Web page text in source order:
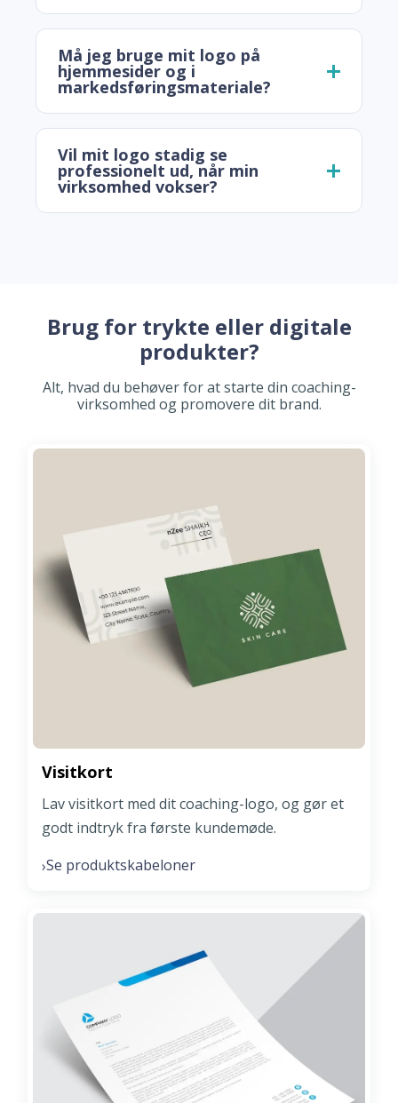
Må jeg bruge mit logo på
hjemmesider og i
markedsføringsmateriale?
Vil mit logo stadig se
professionelt ud, når min
virksomhed vokser?
Brug for trykte eller digitale
produkter?
Alt, hvad du behøver for at starte din coaching-
virksomhed og promovere dit brand.
Visitkort
Lav visitkort med dit coaching-logo, og gør et
godt indtryk fra første kundemøde.
›Se produktskabeloner